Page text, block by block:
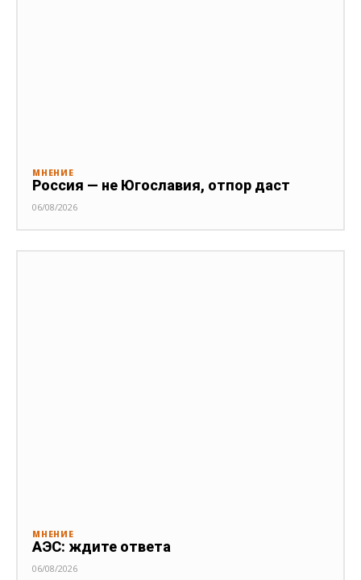
МНЕНИЕ
Россия — не Югославия, отпор даст
06/08/2026
МНЕНИЕ
АЭС: ждите ответа
06/08/2026